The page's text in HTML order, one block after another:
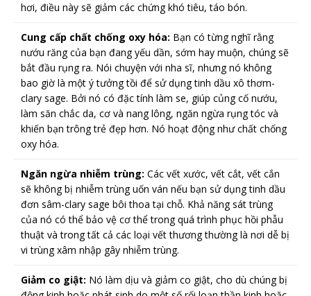
hơi, điều này sẽ giảm các chứng khó tiêu, táo bón.
Cung cấp chất chống oxy hóa: Bạn có từng nghĩ rằng
nướu răng của bạn đang yếu dần, sớm hay muộn, chúng sẽ
bắt đầu rụng ra. Nói chuyện với nha sĩ, nhưng nó không
bao giờ là một ý tưởng tồi để sử dụng tinh dầu xô thơm-
clary sage. Bởi nó có đặc tính làm se, giúp củng cố nướu,
làm săn chắc da, cơ và nang lông, ngăn ngừa rụng tóc và
khiến bạn trông trẻ đẹp hơn. Nó hoạt động như chất chống
oxy hóa.
Ngăn ngừa nhiễm trùng: Các vết xước, vết cắt, vết cắn
sẽ không bị nhiễm trùng uốn ván nếu bạn sử dụng tinh dầu
đơn sâm-clary sage bôi thoa tại chỗ. Khả năng sát trùng
của nó có thể bảo vệ cơ thể trong quá trình phục hồi phẫu
thuật và trong tất cả các loại vết thương thường là nơi dễ bị
vi trùng xâm nhập gây nhiễm trùng.
Giảm co giật: Nó làm dịu và giảm co giật, cho dù chúng bị